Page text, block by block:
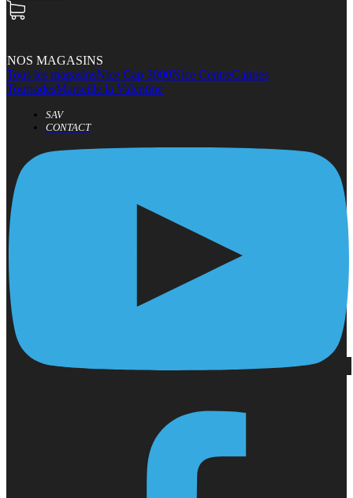
NOS MAGASINS
Tous les magasinsNice Cap 3000Nice CentreCannes
TourradesMarseille la Valentine
SAV
CONTACT